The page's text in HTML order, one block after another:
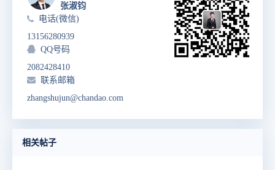
张淑钧
电话(微信)
13156280939
QQ号码
2082428410
联系邮箱
zhangshujun@chandao.com
相关帖子